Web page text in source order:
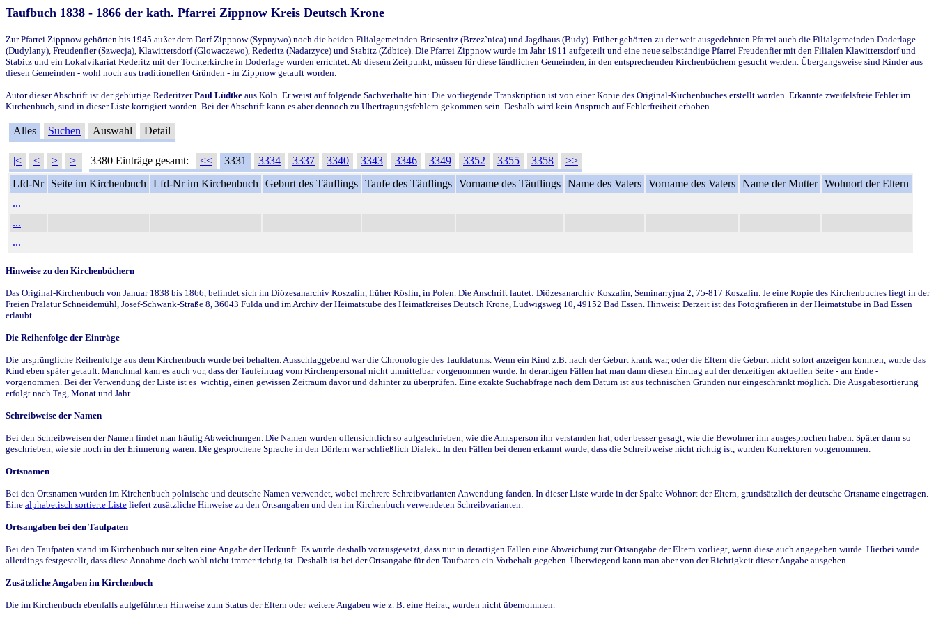
Taufbuch 1838 - 1866 der kath. Pfarrei Zippnow Kreis Deutsch Krone
Zur Pfarrei Zippnow gehörten bis 1945 außer dem Dorf Zippnow (Sypnywo) noch die beiden Filialgemeinden Briesenitz (Brzez`nica) und Jagdhaus (Budy). Früher gehörten zu der weit ausgedehnten Pfarrei auch die Filialgemeinden Doderlage
(Dudylany), Freudenfier (Szwecja), Klawittersdorf (Glowaczewo), Rederitz (Nadarzyce) und Stabitz (Zdbice). Die Pfarrei Zippnow wurde im Jahr 1911 aufgeteilt und eine neue selbständige Pfarrei Freudenfier mit den Filialen Klawittersdorf und
Stabitz und ein Lokalvikariat Rederitz mit der Tochterkirche in Doderlage wurden errichtet. Ab diesem Zeitpunkt, müssen für diese ländlichen Gemeinden, in den entsprechenden Kirchenbüchern gesucht werden. Übergangsweise sind Kinder aus
diesen Gemeinden - wohl noch aus traditionellen Gründen - in Zippnow getauft worden.
Autor dieser Abschrift ist der gebürtige RederitzerPaul Lüdtke aus Köln. Er weist auf folgende Sachverhalte hin: Die vorliegende Transkription ist von einer Kopie des Original-Kirchenbuches erstellt worden. Erkannte zweifelsfreie Fehler im
Kirchenbuch, sind in dieser Liste korrigiert worden. Bei der Abschrift kann es aber dennoch zu Übertragungsfehlern gekommen sein. Deshalb wird kein Anspruch auf Fehlerfreiheit erhoben.
Alles Suchen Auswahl Detail
|< < > >| 3380 Einträge gesamt: << 3331 3334 3337 3340 3343 3346 3349 3352 3355 3358
>>
Lfd-Nr
Seite im Kirchenbuch Lfd-Nr im Kirchenbuch Geburt des Täuflings Taufe des Täuflings Vorname des Täuflings Name des Vaters Vorname des Vaters Name der Mutter Wohnort der Eltern
...
...
...
Hinweise zu den Kirchenbüchern
Das Original-Kirchenbuch von Januar 1838 bis 1866, befindet sich im Diözesanarchiv Koszalin, früher Köslin, in Polen. Die Anschrift lautet: Diözesanarchiv Koszalin, Seminarryjna 2, 75-817 Koszalin. Je eine Kopie des Kirchenbuches liegt in der
Freien Prälatur Schneidemühl, Josef-Schwank-Straße 8, 36043 Fulda und im Archiv der Heimatstube des Heimatkreises Deutsch Krone, Ludwigsweg 10, 49152 Bad Essen. Hinweis: Derzeit ist das Fotografieren in der Heimatstube in Bad Essen
erlaubt.
Die Reihenfolge der Einträge
Die ursprüngliche Reihenfolge aus dem Kirchenbuch wurde bei behalten. Ausschlaggebend war die Chronologie des Taufdatums. Wenn ein Kind z.B. nach der Geburt krank war, oder die Eltern die Geburt nicht sofort anzeigen konnten, wurde das
Kind eben später getauft. Manchmal kam es auch vor, dass der Taufeintrag vom Kirchenpersonal nicht unmittelbar vorgenommen wurde. In derartigen Fällen hat man dann diesen Eintrag auf der derzeitigen aktuellen Seite - am Ende -
vorgenommen. Bei der Verwendung der Liste ist es wichtig, einen gewissen Zeitraum davor und dahinter zu überprüfen. Eine exakte Suchabfrage nach dem Datum ist aus technischen Gründen nur eingeschränkt möglich. Die Ausgabesortierung
erfolgt nach Tag, Monat und Jahr.
Schreibweise der Namen
Bei den Schreibweisen der Namen findet man häufig Abweichungen. Die Namen wurden offensichtlich so aufgeschrieben, wie die Amtsperson ihn verstanden hat, oder besser gesagt, wie die Bewohner ihn ausgesprochen haben. Später dann so
geschrieben, wie sie noch in der Erinnerung waren. Die gesprochene Sprache in den Dörfern war schließlich Dialekt. In den Fällen bei denen erkannt wurde, dass die Schreibweise nicht richtig ist, wurden Korrekturen vorgenommen.
Ortsnamen
Bei den Ortsnamen wurden im Kirchenbuch polnische und deutsche Namen verwendet, wobei mehrere Schreibvarianten Anwendung fanden. In dieser Liste wurde in der Spalte Wohnort der Eltern, grundsätzlich der deutsche Ortsname eingetragen.
Eine alphabetisch sortierte Liste liefert zusätzliche Hinweise zu den Ortsangaben und den im Kirchenbuch verwendeten Schreibvarianten.
Ortsangaben bei den Taufpaten
Bei den Taufpaten stand im Kirchenbuch nur selten eine Angabe der Herkunft. Es wurde deshalb vorausgesetzt, dass nur in derartigen Fällen eine Abweichung zur Ortsangabe der Eltern vorliegt, wenn diese auch angegeben wurde. Hierbei wurde
allerdings festgestellt, dass diese Annahme doch wohl nicht immer richtig ist. Deshalb ist bei der Ortsangabe für den Taufpaten ein Vorbehalt gegeben. Überwiegend kann man aber von der Richtigkeit dieser Angabe ausgehen.
Zusätzliche Angaben im Kirchenbuch
Die im Kirchenbuch ebenfalls aufgeführten Hinweise zum Status der Eltern oder weitere Angaben wie z. B. eine Heirat, wurden nicht übernommen.